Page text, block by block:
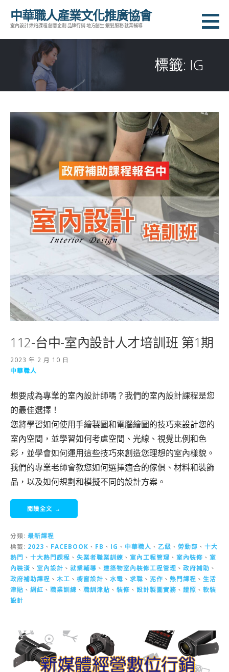
中華職人產業文化推廣協會
室內設計 烘焙課程 創意企劃 品牌行銷 地方創生 銀髮服務 就業輔導
標籤: IG
112-台中-室內設計人才培訓班 第1期
2023 年 2 月 10 日
中華職人
想要成為專業的室內設計師嗎？我們的室內設計課程是您
的最佳選擇！
您將學習如何使用手繪製圖和電腦繪圖的技巧來設計您的
室內空間，並學習如何考慮空間、光線、視覺比例和色
彩，並學會如何運用這些技巧來創造您理想的室內樣貌。
我們的專業老師會教您如何選擇適合的傢俱、材料和裝飾
品，以及如何規劃和模擬不同的設計方案。
閱讀全文 →
分類: 最新課程
標籤: 2023 、 FACEBOOK 、 FB 、 IG 、 中華職人 、 乙級 、 勞動部 、 十大
熱門 、 十大熱門課程 、 失業者職業訓練 、 室內工程管理 、 室內裝修 、 室
內裝潢 、 室內設計 、 就業輔導 、 建築物室內裝修工程管理 、 政府補助 、
政府補助課程 、 木工 、 櫥窗設計 、 水電 、 求職 、 泥作 、 熱門課程 、 生活
津貼 、 網紅 、 職業訓練 、 職訓津貼 、 裝修 、 設計製圖實務 、 證照 、 軟裝
設計